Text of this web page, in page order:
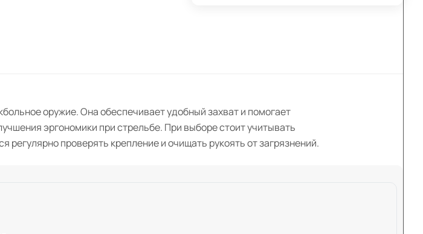
оружие. Она обеспечивает удобный захват и помогает
эргономики при стрельбе. При выборе стоит учитывать
проверять крепление и очищать рукоять от загрязнений.